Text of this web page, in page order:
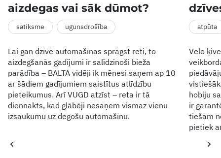
aizdegas vai sāk dūmot?
satiksme ugunsdrošība
Lai gan dzīvē automašīnas sprāgst reti, to
aizdegšanās gadījumi ir salīdzinoši bieža
parādība – BALTA vidēji ik mēnesi saņem ap 10
ar šādiem gadījumiem saistītus atlīdzību
pieteikumus. Arī VUGD atzīst – reta ir tā
diennakts, kad glābēji nesaņem vismaz vienu
izsaukumu uz degošu automašīnu.
atpūta
Velo
hobiju
ir
tiešām
pietiek